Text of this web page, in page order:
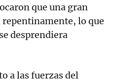
que una gran
lo que
desprendiera
a las fuerzas del